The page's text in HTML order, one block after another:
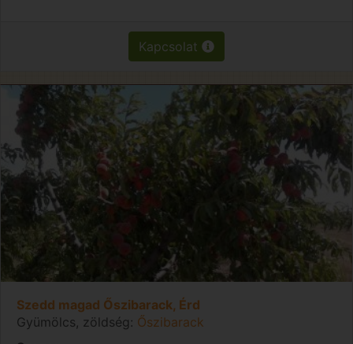
Kapcsolat
Szedd magad Őszibarack, Érd
Gyümölcs, zöldség: Őszibarack